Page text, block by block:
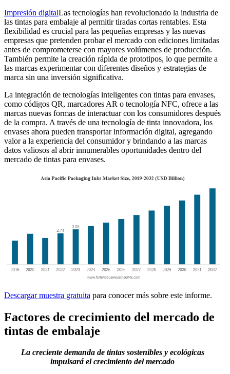
Impresión digitalLas tecnologías han revolucionado la industria de
las tintas para embalaje al permitir tiradas cortas rentables. Esta
flexibilidad es crucial para las pequeñas empresas y las nuevas
empresas que pretenden probar el mercado con ediciones limitadas
antes de comprometerse con mayores volúmenes de producción.
También permite la creación rápida de prototipos, lo que permite a
las marcas experimentar con diferentes diseños y estrategias de
marca sin una inversión significativa.
La integración de tecnologías inteligentes con tintas para envases,
como códigos QR, marcadores AR o tecnología NFC, ofrece a las
marcas nuevas formas de interactuar con los consumidores después
de la compra. A través de una tecnología de tinta innovadora, los
envases ahora pueden transportar información digital, agregando
valor a la experiencia del consumidor y brindando a las marcas
datos valiosos al abrir innumerables oportunidades dentro del
mercado de tintas para envases.
Descargar muestra gratuita para conocer más sobre este informe.
Factores de crecimiento del mercado de
tintas de embalaje
La creciente demanda de tintas sostenibles y ecológicas
impulsará el crecimiento del mercado